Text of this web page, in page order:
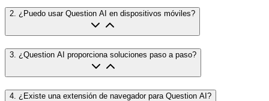
2. ¿Puedo usar Question AI en dispositivos móviles?
3 ¿Question AI proporciona soluciones paso a paso?
4 ¿Existe una extensión de navegador para Question AI?